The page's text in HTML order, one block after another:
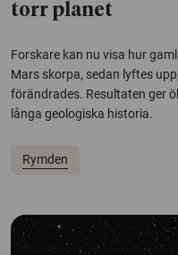
torr planet
Forskare kan nu visa hur
Mars skorpa, sedan lyftes
förändrades. Resultaten ger
långa geologiska historia.
Rymden